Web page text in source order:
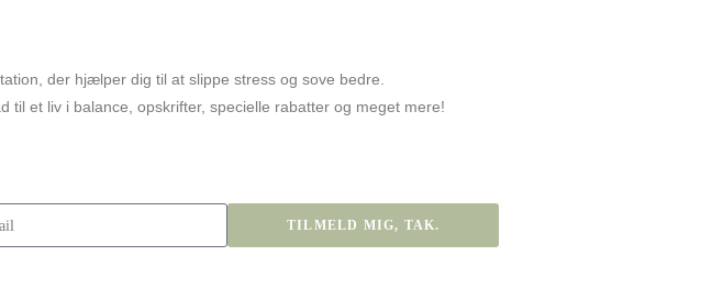
Styrk dig selv eller dine ansatte med 8-ugers Mindfitness- & yogaforløb.
Åben månedlig 2 timers Mindfulness og Mindfull Yoga for alle.
Reserver din plads på jkm@Tanke-feltet.dk eller 6178 5744.
der hjælper dig til at slippe stress og sove bedre.
til et liv i balance, opskrifter, specielle rabatter og meget mere!
TILMELD MIG, TAK.